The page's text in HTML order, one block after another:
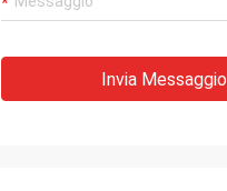
Invia Messaggio